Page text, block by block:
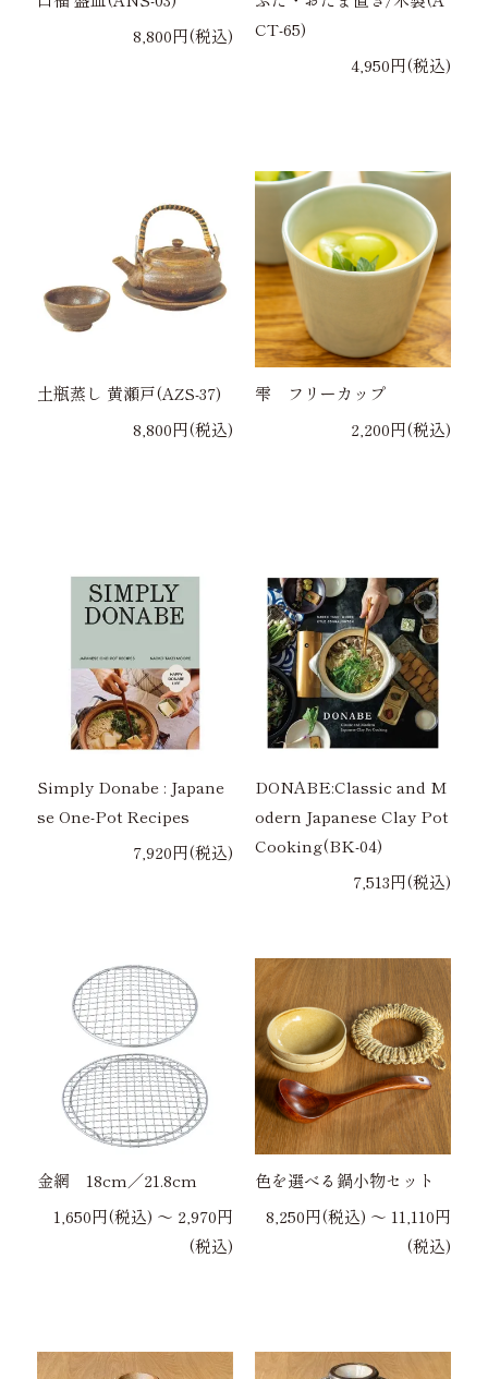
8,800円(税込)
CT-65)
4,950円(税込)
土瓶蒸し 黄瀬戸(AZS-37)
8,800円(税込)
雫 フリーカップ
2,200円(税込)
Simply Donabe : Japane
se One-Pot Recipes
7,920円(税込)
DONABE:Classic and M
odern Japanese Clay Pot
Cooking(BK-04)
7,513円(税込)
金網 18cm／21.8cm
1,650円(税込) 〜 2,970円
(税込)
色を選べる鍋小物セット
8,250円(税込) 〜 11,110円
(税込)